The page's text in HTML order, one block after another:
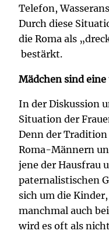
Telefon,
Durch diese
die Roma als
bestärkt.
Mädchen sind
In der Diskussion
Situation der
Denn der
Roma-Männern
jene der Hausfrau
paternalistischen
sich um die
manchmal auch
wird es oft als